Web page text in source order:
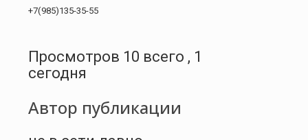
+7(985)135-35-55
Просмотров 10 всего , 1
сегодня
Автор публикации